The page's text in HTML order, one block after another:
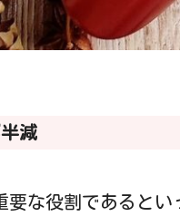
減
要な役割であると